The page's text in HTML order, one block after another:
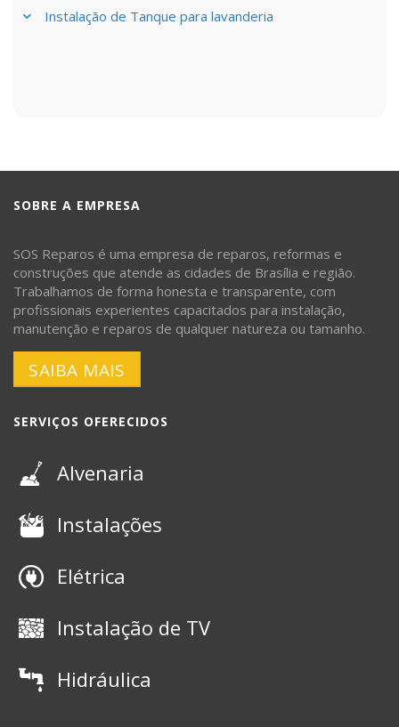
Instalação de Tanque para lavanderia
SOBRE A EMPRESA
SOS Reparos é uma empresa de reparos, reformas e
construções que atende as cidades de Brasília e região.
Trabalhamos de forma honesta e transparente, com
profissionais experientes capacitados para instalação,
manutenção e reparos de qualquer natureza ou tamanho.
SAIBA MAIS
SERVIÇOS OFERECIDOS
Alvenaria
Instalações
Elétrica
Instalação de TV
Hidráulica